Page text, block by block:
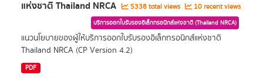
แห่งชาติ Thailand NRCA 5338 total views 10 recent views
บริการออกใบรับรองอิเล็กทรอนิกส์แห่งชาติ (Thailand NRCA)
แนวนโยบายของผู้ให้บริการออกใบรับรองอิเล็กทรอนิกส์แห่งชาติ
Thailand NRCA (CP Version 4.2)
PDF